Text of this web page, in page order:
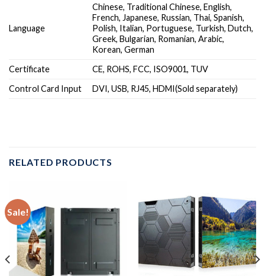
Language
Chinese, Traditional Chinese, English,
French, Japanese, Russian, Thai, Spanish,
Polish, Italian, Portuguese, Turkish, Dutch,
Greek, Bulgarian, Romanian, Arabic,
Korean, German
Certificate
CE, ROHS, FCC, ISO9001, TUV
Control Card Input
DVI, USB, RJ45, HDMI(Sold separately)
RELATED PRODUCTS
Sale!